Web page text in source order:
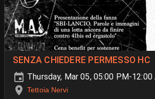
SENZA CHIEDERE PERMESSO HC
Thursday, Mar 05, 05:00 PM-12:00
Tettoia Nervi